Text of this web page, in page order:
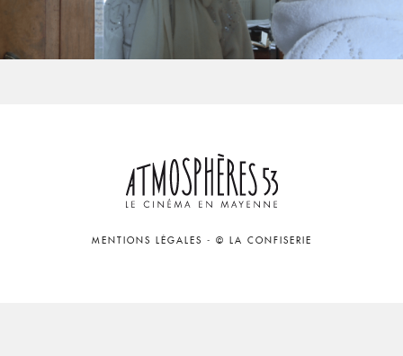
MENTIONS LÉGALES - © LA CONFISERIE